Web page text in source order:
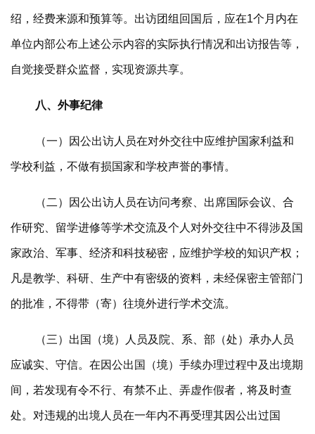
绍，经费来源和预算等。出访团组回国后，应在1个月内在
单位内部公布上述公示内容的实际执行情况和出访报告等，
自觉接受群众监督，实现资源共享。
八、外事纪律
（一）因公出访人员在对外交往中应维护国家利益和
学校利益，不做有损国家和学校声誉的事情。
（二）因公出访人员在访问考察、出席国际会议、合
作研究、留学进修等学术交流及个人对外交往中不得涉及国
家政治、军事、经济和科技秘密，应维护学校的知识产权；
凡是教学、科研、生产中有密级的资料，未经保密主管部门
的批准，不得带（寄）往境外进行学术交流。
（三）出国（境）人员及院、系、部（处）承办人员
应诚实、守信。在因公出国（境）手续办理过程中及出境期
间，若发现有令不行、有禁不止、弄虚作假者，将及时查
处。对违规的出境人员在一年内不再受理其因公出过国